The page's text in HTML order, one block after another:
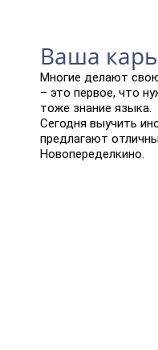
Ваша
Многие делают
– это первое, что
тоже знание языка.
Сегодня выучить
предлагают
Новопеределкино.